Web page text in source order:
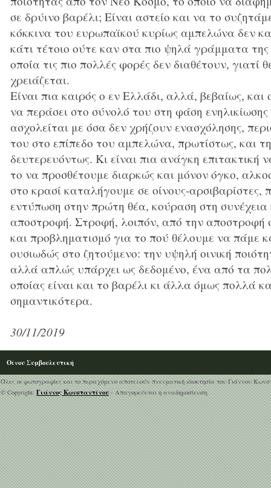
σε δρύινο βαρέλι; Είναι αστείο και να το
κόκκινα του ευρωπαϊκού κυρίως αμπελώνα δεν
κάτι τέτοιο ούτε καν στα πιο ψηλά γράμματα της
οποία τις πιο πολλές φορές δεν διαθέτουν, γιατί
χρειάζεται.
Είναι πια καιρός ο εν Ελλάδι, αλλά, βεβαίως,
να περάσει στο σύνολό του στη φάση
ασχολείται με όσα δεν χρήζουν ενασχόλησης,
του στο επίπεδο του αμπελώνα, πρωτίστως, και
δευτερευόντως. Κι είναι πια ανάγκη επιτακτική
το να προσθέτουμε διαρκώς και μόνον όγκο,
στο κρασί καταλήγουμε σε οίνους-αρσιβαρίστες,
εντύπωση στην πρώτη θέα, κούραση στη συνέχεια
αποστροφή. Στροφή, λοιπόν, από την αποστροφή
και προβληματισμό για το πού θέλουμε να πάμε
ουσιωδώς στο ζητούμενο: την υψηλή οινική
αλλά απλώς υπάρχει ως δεδομένο, ένα από τα
οποίας είναι και το βαρέλι κι άλλα όμως πολλά
σημαντικότερα.
30/11/2019
Οίνου Συμβουλευτική
Όλες οι φωτογραφίες και το περιεχόμενο αποτελούν πνευματική ιδιοκτησία του Γιάννου
© Copyright:Γιάννος Κωνσταντίνου- Απαγορεύεται η αναδημοσίευση.